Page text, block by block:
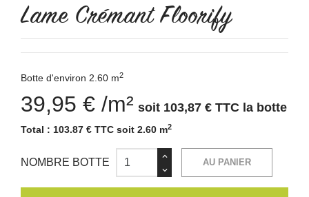
Lame Crémant Floorify
Botte d'environ 2.60 m2
39,95 € /m² soit 103,87 € TTC la botte
Total : 103.87 € TTC soit 2.60 m2
NOMBRE BOTTE AU PANIER